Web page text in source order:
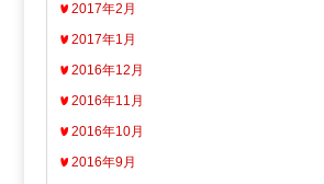
2017年2月
2017年1月
2016年12月
2016年11月
2016年10月
2016年9月